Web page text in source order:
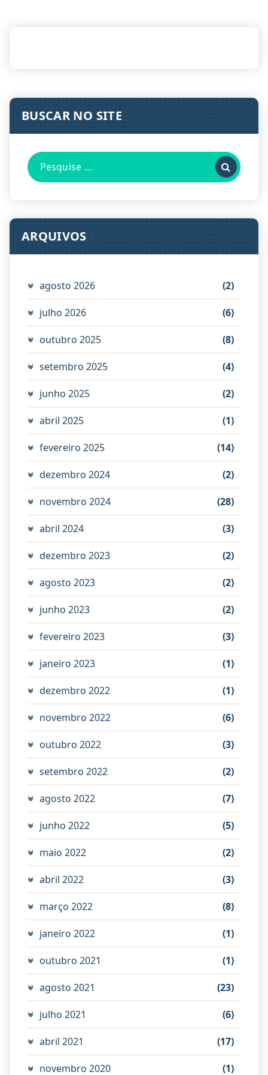
BUSCAR NO SITE
Pesquisa
por:
ARQUIVOS
agosto 2026 (2)
julho 2026 (6)
outubro 2025 (8)
setembro 2025 (4)
junho 2025 (2)
abril 2025 (1)
fevereiro 2025 (14)
dezembro 2024 (2)
novembro 2024 (28)
abril 2024 (3)
dezembro 2023 (2)
agosto 2023 (2)
junho 2023 (2)
fevereiro 2023 (3)
janeiro 2023 (1)
dezembro 2022 (1)
novembro 2022 (6)
outubro 2022 (3)
setembro 2022 (2)
agosto 2022 (7)
junho 2022 (5)
maio 2022 (2)
abril 2022 (3)
março 2022 (8)
janeiro 2022 (1)
outubro 2021 (1)
agosto 2021 (23)
julho 2021 (6)
abril 2021 (17)
novembro 2020 (1)